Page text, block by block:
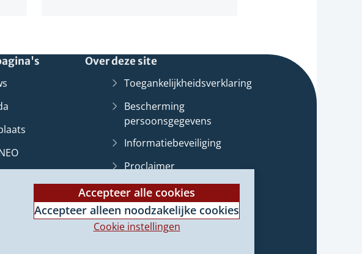
Accepteer alle cookies
Accepteer alleen noodzakelijke cookies
Cookie instellingen
een
andere
website)
Over deze site
Toegankelijkheidsverklaring
Bescherming
persoonsgegevens
Informatiebeveiliging
Proclaimer
Cookieverklaring
Archief van dezewebsite